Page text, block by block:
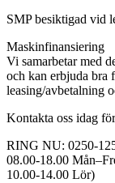
SMP besiktigad vid
Maskinfinansiering
Vi samarbetar med
och kan erbjuda bra
leasing/avbetalning
Kontakta oss idag
RING NU: 0250-
08.00-18.00
10.00-14.00 Lör)